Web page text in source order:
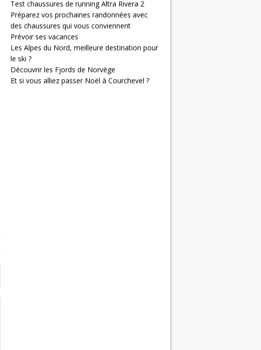
Test chaussures de running Altra Rivera 2
Préparez vos prochaines randonnées avec
des chaussures qui vous conviennent
Prévoir ses vacances
Les Alpes du Nord, meilleure destination pour
le ski ?
Découvrir les Fjords de Norvège
Et si vous alliez passer Noël à Courchevel ?